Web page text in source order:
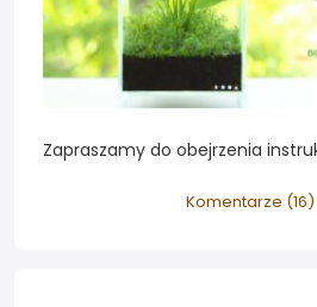
Zapraszamy do obejrzenia
roślinami emersyjnymi. Warto
Komentarze (16)